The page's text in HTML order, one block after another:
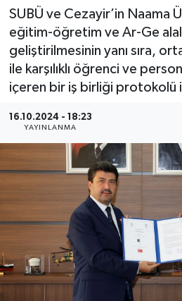
SUBÜ ve Cezayir’in Naama
eğitim-öğretim ve Ar-Ge
geliştirilmesinin yanı sıra,
ile karşılıklı öğrenci ve
içeren bir iş birliği protokolü
16.10.2024 - 18:23
YAYINLANMA